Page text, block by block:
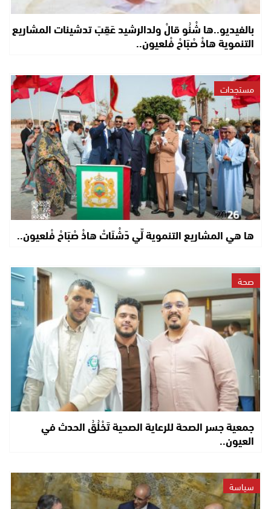
بالفيديو..ها شْنُو قالْ ولدالرشيد عَقِبَ تدشينات المشاريع
التنموية هاذْ صْبَاحْ فْلعيون..
مستجدات
ها هي المشاريع التنموية لِّي دّشْنَاتْ هاذْ صْبَاحْ فْلعيون..
صحة
جمعية جسر الصحة للرعاية الصحية تَخْلُقُ الحدث في
العيون..
سياسة